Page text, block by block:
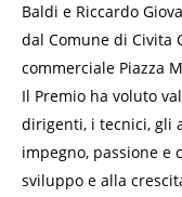
Baldi e Riccardo
dal Comune di Civita
commerciale Piazza
Il Premio ha voluto
dirigenti, i tecnici, gli
impegno, passione e
sviluppo e alla